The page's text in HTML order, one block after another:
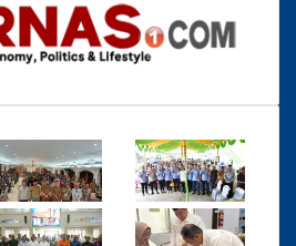
Banyak Sekolah Raih
Daya Saing UMKM Lewat